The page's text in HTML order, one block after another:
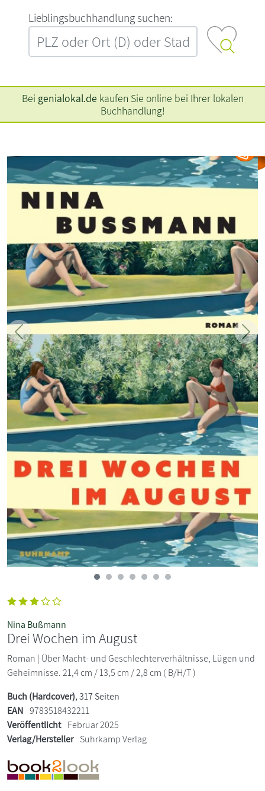
L‍i‍e‍b‍l‍i‍n‍g‍s‍b‍u‍c‍h‍h‍a‍n‍d‍l‍u‍n‍g‍ ‍s‍u‍c‍h‍e‍n‍:‍
Bei genialokal.de kaufen Sie online bei Ihrer lokalen
Buchhandlung!
Zurück
Nina Bußmann
Drei Wochen im August
Roman | Über Macht- und Geschlechterverhältnisse, Lügen und
Geheimnisse. 21,4 cm / 13,5 cm / 2,8 cm ( B/H/T )
Buch (Hardcover), 317 Seiten
EAN 9783518432211
Veröffentlicht Februar 2025
Verlag/Hersteller Suhrkamp Verlag